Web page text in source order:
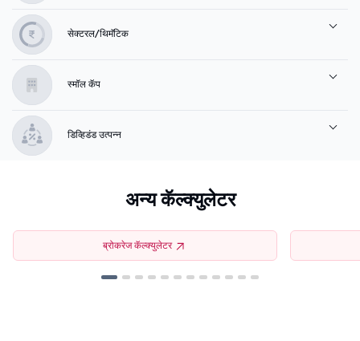
सेक्टरल/थिमॅटिक
स्मॉल कॅप
डिव्हिडंड उत्पन्न
अन्य कॅल्क्युलेटर
ब्रोकरेज कॅल्क्युलेटर